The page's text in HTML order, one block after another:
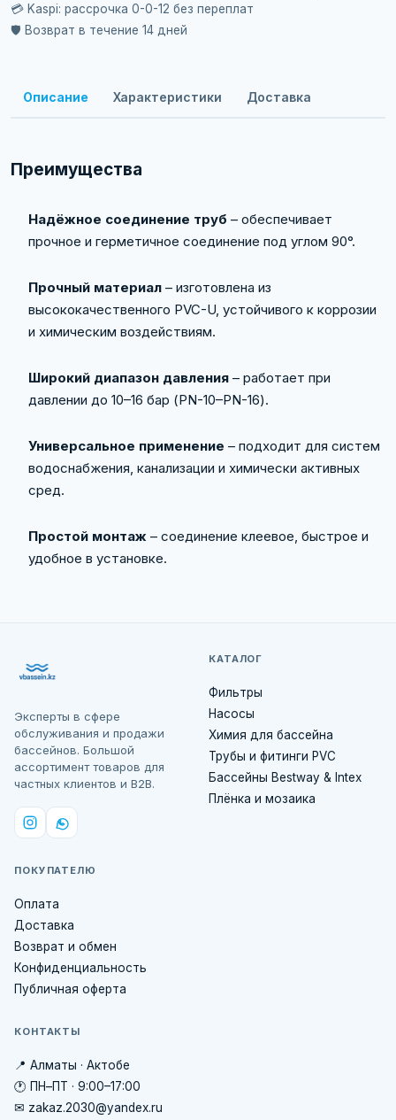
💳 Kaspi: рассрочка 0-0-12 без переплат
🛡️ Возврат в течение 14 дней
Описание Характеристики Доставка
Преимущества
Надёжное соединение труб – обеспечивает
прочное и герметичное соединение под углом 90°.
Прочный материал – изготовлена из
высококачественного PVC-U, устойчивого к коррозии
и химическим воздействиям.
Широкий диапазон давления – работает при
давлении до 10–16 бар (PN-10–PN-16).
Универсальное применение – подходит для систем
водоснабжения, канализации и химически активных
сред.
Простой монтаж – соединение клеевое, быстрое и
удобное в установке.
Эксперты в сфере
обслуживания и продажи
бассейнов. Большой
ассортимент товаров для
частных клиентов и B2B.
КАТАЛОГ
Фильтры
Насосы
Химия для бассейна
Трубы и фитинги PVC
Бассейны Bestway & Intex
Плёнка и мозаика
ПОКУПАТЕЛЮ
Оплата
Доставка
Возврат и обмен
Конфиденциальность
Публичная оферта
КОНТАКТЫ
📍 Алматы · Актобе
🕐 ПН–ПТ · 9:00–17:00
✉ zakaz.2030@yandex.ru